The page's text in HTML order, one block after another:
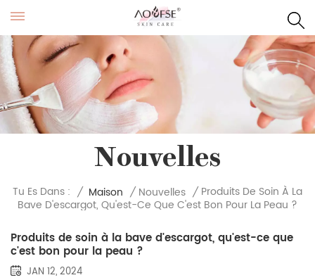
Nouvelles
Tu Es Dans : / Maison / Nouvelles / Produits De Soin À La
Bave D'escargot, Qu'est-Ce Que C'est Bon Pour La Peau ?
Produits de soin à la bave d'escargot, qu'est-ce que
c'est bon pour la peau ?
JAN 12, 2024